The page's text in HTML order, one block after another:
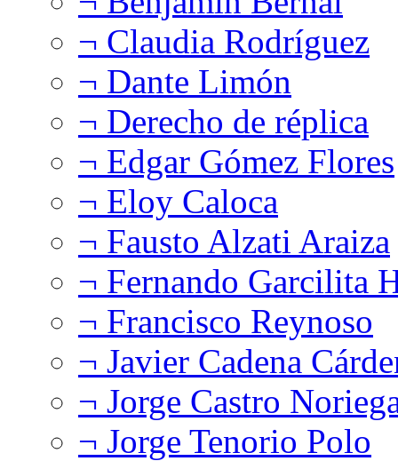
¬ Claudia Rodríguez
¬ Dante Limón
¬ Derecho de réplica
¬ Edgar Gómez Flores
¬ Eloy Caloca
¬ Fausto Alzati Araiza
¬ Fernando Garcilita
¬ Francisco Reynoso
¬ Javier Cadena
¬ Jorge Castro
¬ Jorge Tenorio Polo